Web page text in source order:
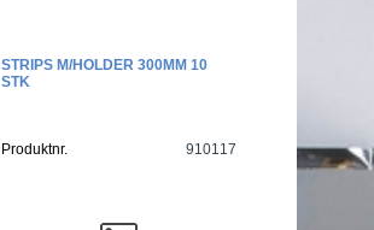
STRIPS M/HOLDER 300MM 10
STK
Produktnr. 910117